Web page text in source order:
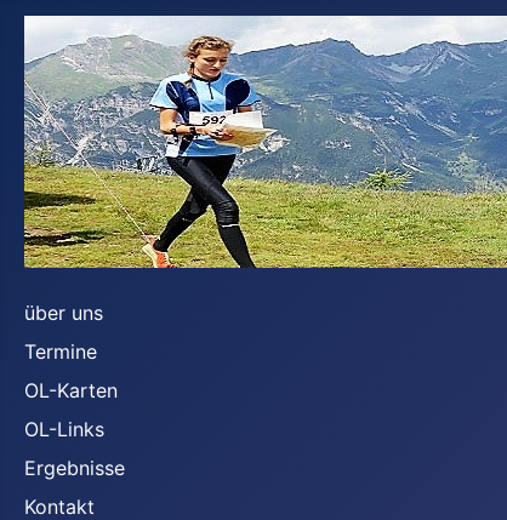
über uns
Termine
OL-Karten
OL-Links
Ergebnisse
Kontakt